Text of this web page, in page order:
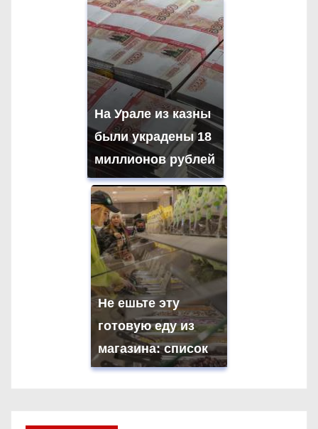
На Урале из казны
были украдены 18
миллионов рублей
Не ешьте эту
готовую еду из
магазина: список